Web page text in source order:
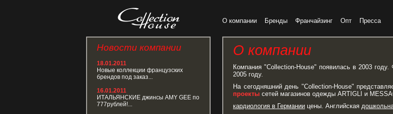
О компании Бренды Франчайзинг Опт Пресса
Новости компании
18.01.2011
Новые коллекции французских
брендов под заказ...
16.01.2011
ИТАЛЬЯНСКИЕ джинсы AMY GEE по
777рублей!...
О компании
Компания "Collection-House" появилась в 2003
2005 году.
На сегодняшний день "Collection-House"
проекты сетей магазинов одежды ARTIGLI и
кардиология в Германии цены. Английская